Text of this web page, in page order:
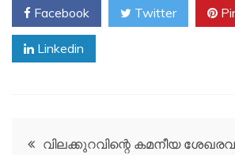
Facebook Twitter
Linkedin
Postവിലക്കുറവിന്റെ കമനീയ